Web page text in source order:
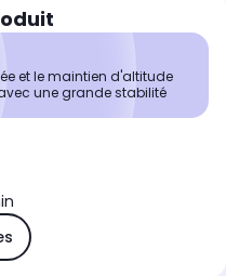
et le maintien d'altitude
une grande stabilité